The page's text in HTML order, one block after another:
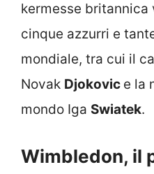
kermesse
cinque azzurri e
mondiale, tra cui il
Novak Djokovic e la
mondo Iga Swiatek.
Wimbledon, il